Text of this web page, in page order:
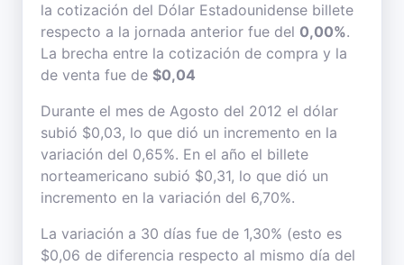
la cotización del Dólar Estadounidense billete
respecto a la jornada anterior fue del 0,00%.
La brecha entre la cotización de compra y la
de venta fue de $0,04
Durante el mes de Agosto del 2012 el dólar
subió $0,03, lo que dió un incremento en la
variación del 0,65%. En el año el billete
norteamericano subió $0,31, lo que dió un
incremento en la variación del 6,70%.
La variación a 30 días fue de 1,30% (esto es
$0,06 de diferencia respecto al mismo día del